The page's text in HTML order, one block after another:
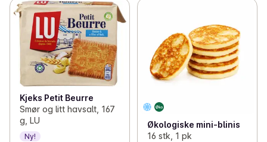
Kjeks Petit Beurre
Smør og litt havsalt, 167
g, LU
Ny!
Økologiske mini-blinis
16 stk, 1 pk